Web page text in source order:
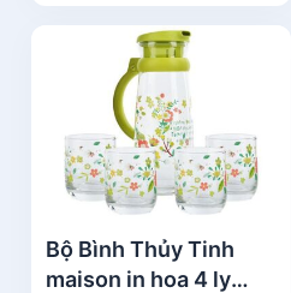
Bộ Bình Thủy Tinh
maison in hoa 4 ly